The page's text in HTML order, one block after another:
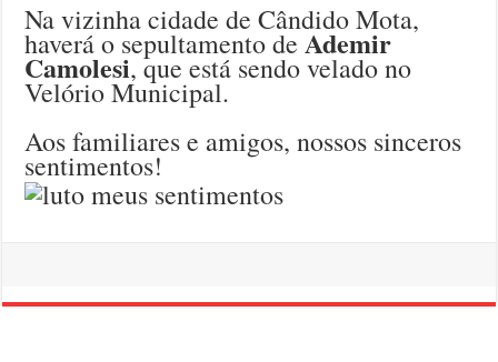
Na vizinha cidade de Cândido Mota,
haverá o sepultamento deAdemir
Camolesi, que está sendo velado no
Velório Municipal.
Aos familiares e amigos, nossos sinceros
sentimentos!